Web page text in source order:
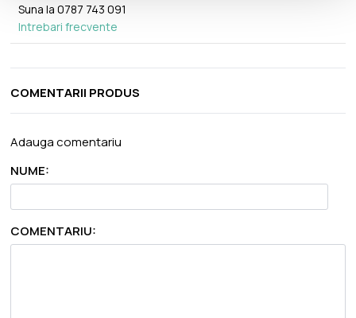
Suna la0787 743 091
Intrebari frecvente
COMENTARII PRODUS
Adauga comentariu
NUME:
COMENTARIU: